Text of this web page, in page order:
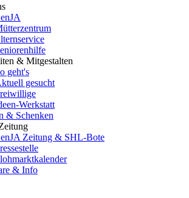
& Mitgestalten
geht's
gesucht
Werkstatt
& Schenken
Zeitung & SHL-Bote
& Info